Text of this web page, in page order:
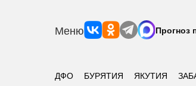
Меню Прогноз
ДФО БУРЯТИЯ ЯКУТИЯ